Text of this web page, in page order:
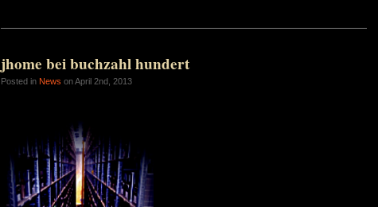
jhome bei buchzahl hundert
Posted in News on April 2nd, 2013